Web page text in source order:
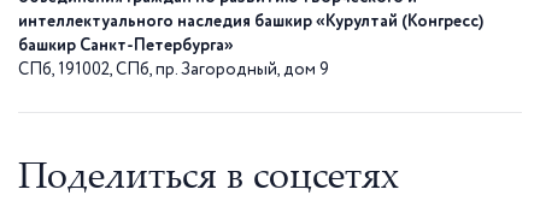
интеллектуального наследия башкир «Курултай (Конгресс)
башкир Санкт-Петербурга»
СПб, 191002, СПб, пр. Загородный, дом 9
Поделиться в соцсетях